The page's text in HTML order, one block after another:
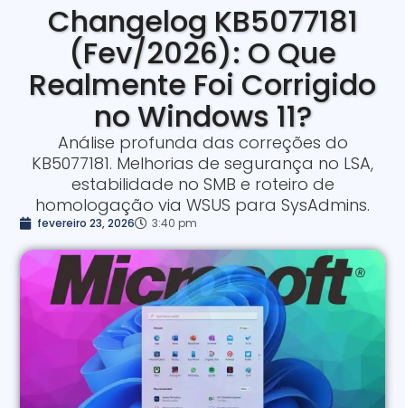
Changelog KB5077181
(Fev/2026): O Que
Realmente Foi Corrigido
no Windows 11?
Análise profunda das correções do
KB5077181. Melhorias de segurança no LSA,
estabilidade no SMB e roteiro de
homologação via WSUS para SysAdmins.
fevereiro 23, 2026 3:40 pm